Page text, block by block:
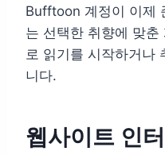
Bufftoon 계정이 이제
는 선택한 취향에 맞
로 읽기를 시작하거나
니다.
웹사이트 인